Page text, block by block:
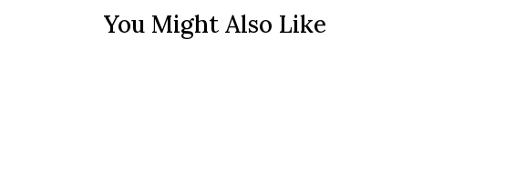
You Might Also Like